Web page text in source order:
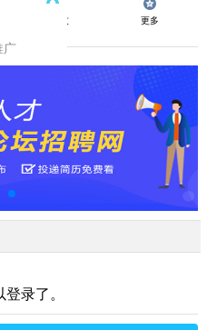
QQ好友 更多
广
录了。